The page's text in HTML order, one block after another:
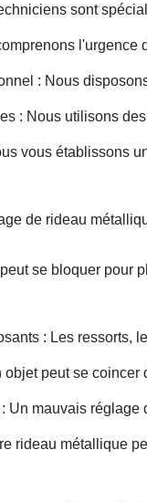
sont
l'urgence
: Nous
: Nous utilisons
vous établissons
de rideau
se bloquer pour
: Les ressorts,
objet peut se coincer
Un mauvais
rideau métallique